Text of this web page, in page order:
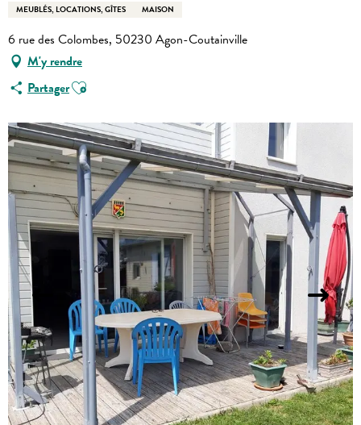
MEUBLÉS, LOCATIONS, GÎTES MAISON
6 rue des Colombes, 50230 Agon-Coutainville
M'y rendre
PartagerAjouter aux favoris